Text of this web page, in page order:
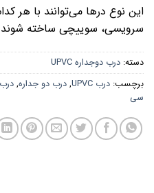
این نوع درها می‌توانند با هر
سرویسی، سوییچی ساخته
دسته: درب دوجداره UPVC
برچسب: درب UPVC , درب دو جداره,
سی